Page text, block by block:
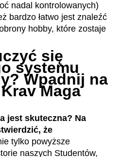
nadal kontrolowanych)
bardzo łatwo jest znaleźć
hobby, które zostaje
się
systemu
Wpadnij na
Maga
jest skuteczna? Na
że
tylko powyższe
naszych Studentów,